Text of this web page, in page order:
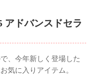
アドバンスドセラ
、今年新しく登場した
気に入りアイテム。